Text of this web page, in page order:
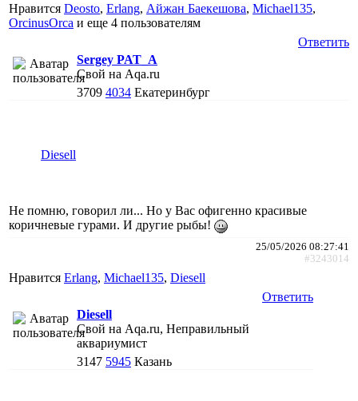
Нравится Deosto, Erlang, Айжан Баекешова, Michael135,
ОrcinusОrca и еще 4 пользователям
Ответить
Sergey PAT_A
Свой на Aqa.ru
3709 4034 Екатеринбург
Diesell
Не помню, говорил ли... Но у Вас офигенно красивые
коричневые гурами. И другие рыбы!
25/05/2026 08:27:41
#3243014
Нравится Erlang, Michael135, Diesell
Ответить
Diesell
Свой на Aqa.ru, Неправильный
аквариумист
3147 5945 Казань